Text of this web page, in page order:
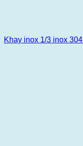
Khay inox 1/3 inox